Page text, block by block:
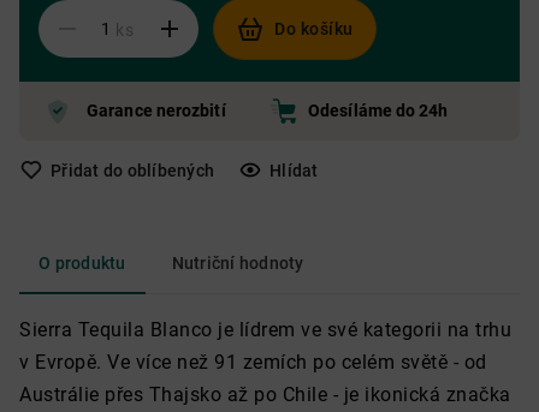
ks Do košíku
Garance nerozbití Odesíláme do 24h
Přidat do oblíbených Hlídat
O produktu Nutriční hodnoty
Sierra Tequila Blanco je lídrem ve své kategorii na trhu
v Evropě. Ve více než 91 zemích po celém světě - od
Austrálie přes Thajsko až po Chile - je ikonická značka